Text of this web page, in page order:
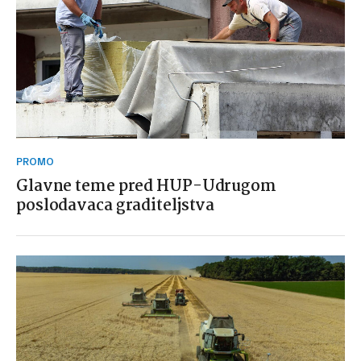
PROMO
Glavne teme pred HUP-Udrugom
poslodavaca graditeljstva